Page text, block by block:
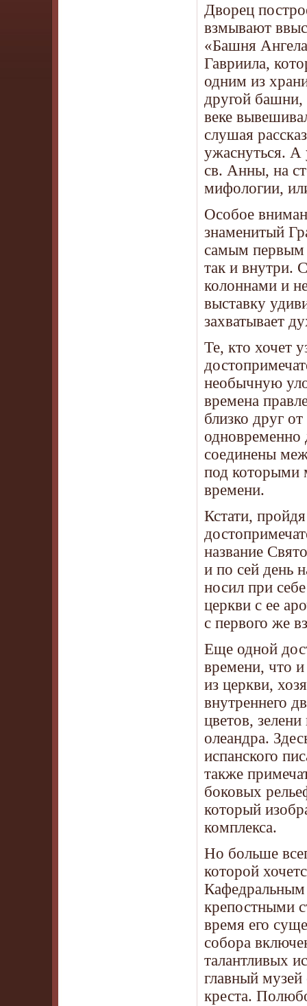
Дворец
взмывают
«Башня
Гавриила,
одним из
другой башни,
веке
слушая
ужаснуться. А
св. Анны, на
мифологии,
Особое
знаменитый
самым первым
так и внутри.
колоннами и
выставку
захватывает
Те, кто хочет
необычную
времена
близко друг
одновременно
соединены
под которыми
времени.
Кстати,
название
и по сей день
носил при
церкви с ее
с первого же
Еще одной
времени, что
из церкви,
внутреннего
цветов,
олеандра.
испанского
также
боковых
который
комплекса.
Но больше
которой
крепостными
время его
собора
талантливых
главный музей
креста.